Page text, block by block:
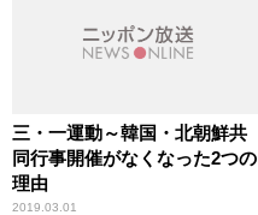
三・一運動～韓国・北朝鮮共
同行事開催がなくなった2つの
理由
2019.03.01